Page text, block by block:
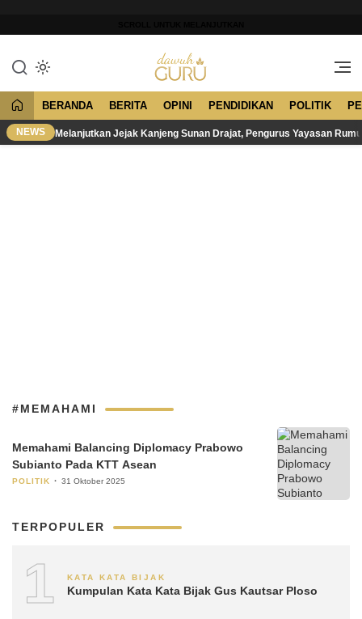
konten
Dawuh Guru
Merawat Tradisi, Membangun
BERANDA BERITA OPINI PENDIDIKAN POLITIK
NEWS Melanjutkan Jejak Kanjeng Sunan Drajat, Pengurus Yayasan
#MEMAHAMI
Memahami Balancing Diplomacy Prabowo
Subianto Pada KTT Asean
POLITIK 31 Oktober 2025
TERPOPULER
1 KATA KATA BIJAK
Kumpulan Kata Kata Bijak Gus Kautsar Ploso